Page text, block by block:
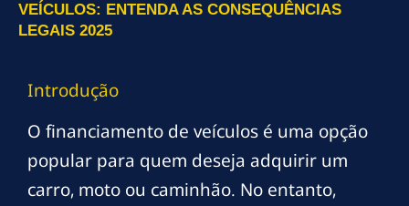
VEÍCULOS: ENTENDA AS CONSEQUÊNCIAS
LEGAIS 2025
Introdução
O financiamento de veículos é uma opção
popular para quem deseja adquirir um
carro, moto ou caminhão. No entanto,